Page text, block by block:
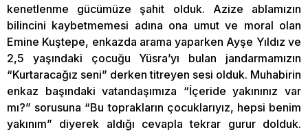
kenetlenme gücümüze şahit olduk. Azize ablamızın
bilincini kaybetmemesi adına ona umut ve moral olan
Emine Kuştepe, enkazda arama yaparken Ayşe Yıldız ve
2,5 yaşındaki çocuğu Yüsra’yı bulan jandarmamızın
“Kurtaracağız seni” derken titreyen sesi olduk. Muhabirin
enkaz başındaki vatandaşımıza “İçeride yakınınız var
mı?” sorusuna “Bu toprakların çocuklarıyız, hepsi benim
yakınım” diyerek aldığı cevapla tekrar gurur dolduk.